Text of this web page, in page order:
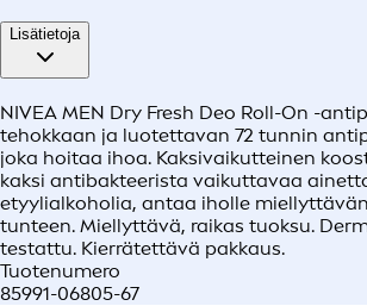
Lisätietoja
NIVEA MEN Dry Fresh Deo Roll-On -
tehokkaan ja luotettavan 72 tunnin
joka hoitaa ihoa. Kaksivaikutteinen
kaksi antibakteerista vaikuttavaa
etyylialkoholia, antaa iholle
tunteen. Miellyttävä, raikas tuoksu.
testattu. Kierrätettävä pakkaus.
Tuotenumero
85991-06805-67